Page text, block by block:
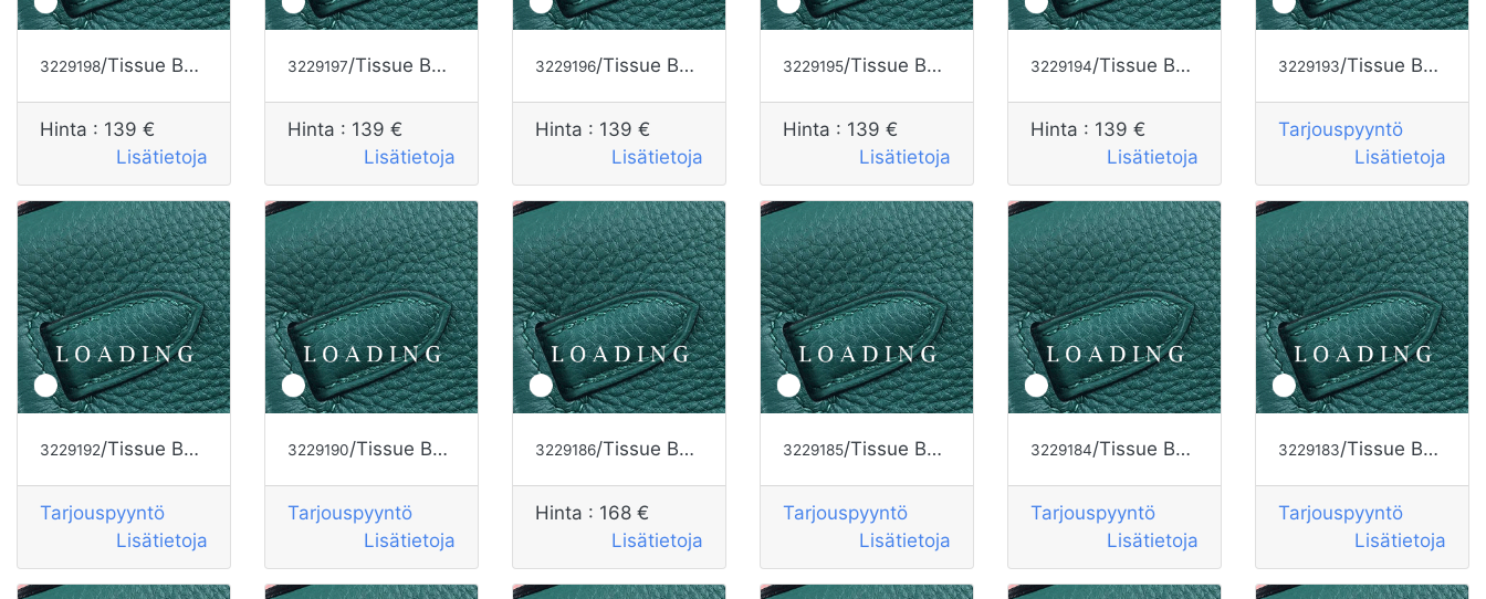
3229198/Tissue Box alkaen HERMES
Hinta : 139 €
Lisätietoja
3229197/Tissue Box alkaen HERMES
Hinta : 139 €
Lisätietoja
3229196/Tissue Box alkaen HERMES
Hinta : 139 €
Lisätietoja
3229195/Tissue Box alkaen HERMES
Hinta : 139 €
Lisätietoja
3229194/Tissue Box (25×14×9 cm)alkaen HERMES
Hinta : 139 €
Lisätietoja
3229193/Tissue Box alkaen HERMES
Tarjouspyyntö
Lisätietoja
3229192/Tissue Box alkaen HERMES
Tarjouspyyntö
Lisätietoja
3229190/Tissue Box alkaen HERMES
Tarjouspyyntö
Lisätietoja
3229186/Tissue Box alkaen HERMES
Hinta : 168 €
Lisätietoja
3229185/Tissue Box alkaen HERMES
Tarjouspyyntö
Lisätietoja
3229184/Tissue Box alkaen HERMES
Tarjouspyyntö
Lisätietoja
3229183/Tissue Box alkaen HERMES
Tarjouspyyntö
Lisätietoja